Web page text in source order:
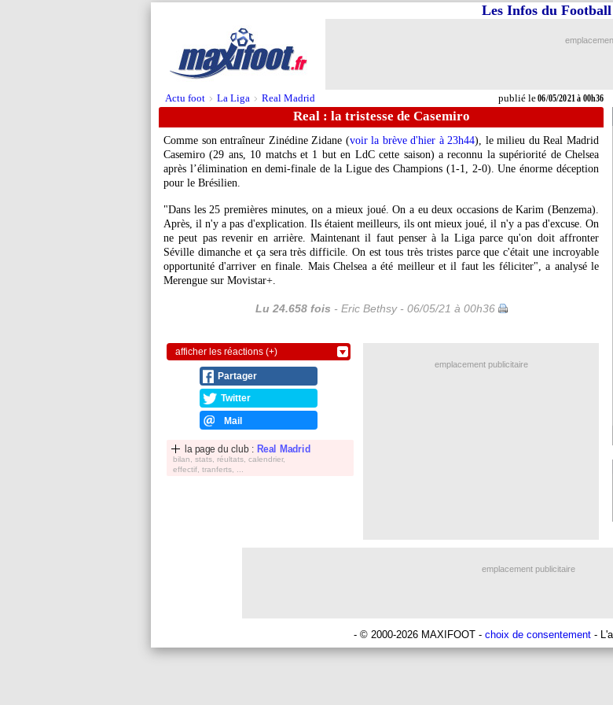
Actu foot > La Liga > Real Madrid publié le06/05/2021 à 00h36
Les Infos du
Real : la tristesse de Casemiro
Comme son entraîneur Zinédine Zidane (voir la brève d'hier à 23h44), le milieu du Real Madrid
Casemiro (29 ans, 10 matchs et 1 but en LdC cette saison) a reconnu la supériorité de Chelsea
après l’élimination en demi-finale de la Ligue des Champions (1-1, 2-0). Une énorme déception
pour le Brésilien.
"Dans les 25 premières minutes, on a mieux joué. On a eu deux occasions de Karim (Benzema).
Après, il n'y a pas d'explication. Ils étaient meilleurs, ils ont mieux joué, il n'y a pas d'excuse. On
ne peut pas revenir en arrière. Maintenant il faut penser à la Liga parce qu'on doit affronter
Séville dimanche et ça sera très difficile. On est tous très tristes parce que c'était une incroyable
opportunité d'arriver en finale. Mais Chelsea a été meilleur et il faut les féliciter", a analysé le
Merengue sur Movistar+.
Lu 24.658 fois - Eric Bethsy - 06/05/21 à 00h36
afficher les réactions (+)
Partager
Twitter
Mail
la page du club : Real Madrid
bilan, stats, réultats, calendrier,
effectif, tranferts, ...
emplacement publicitaire
emplacement publicitaire
- © 2000-2026 MAXIFOOT - choix de consentement -